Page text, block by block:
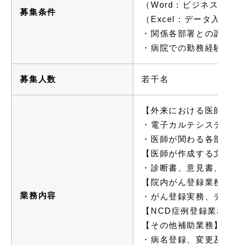
募集条件
（Word：ビジネス
（Excel：データ入
・関係各部署との調
・病院での勤務経験
募集人数 若干名
業務内容
【外来における医師
・電子カルテシステ
・医師が関わる各部
【医師が作成する文
・診断書、意見書、
【院内がん登録業務
・がん登録実務、デ
【NCD症例登録業務
【その他補助業務】
・病名登録、変更及